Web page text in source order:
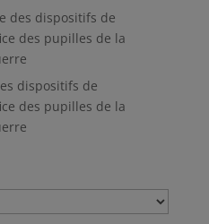
des dispositifs de
des pupilles de la
dispositifs de
des pupilles de la